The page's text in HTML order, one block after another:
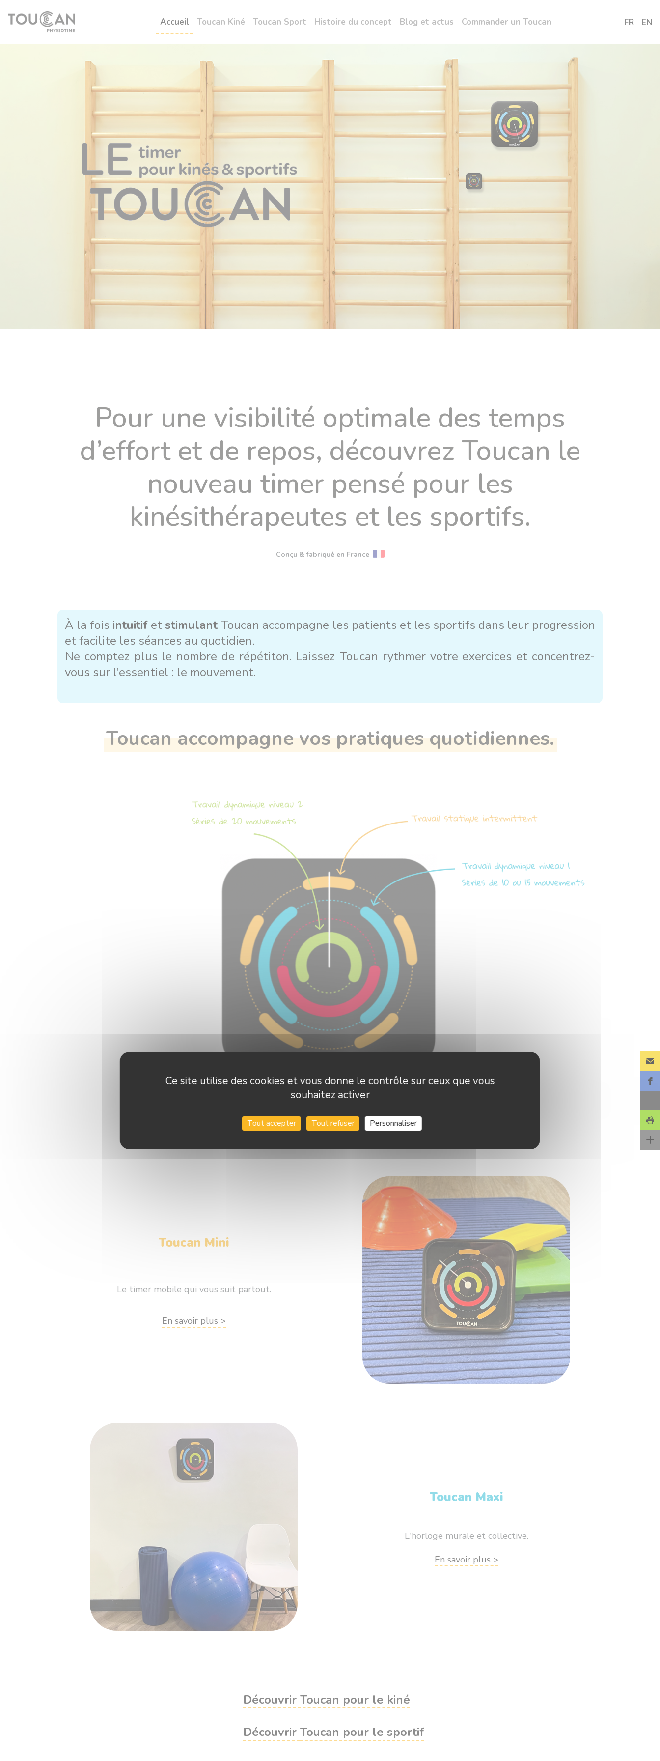
Accueil Toucan Kiné Toucan Sport Histoire du concept Blog et actus Commander un Toucan FR EN
Pour une visibilité optimale des temps
d’effort et de repos, découvrez Toucan le
nouveau timer pensé pour les
kinésithérapeutes et les sportifs.
Conçu & fabriqué en France
À la fois intuitif et stimulantToucan accompagne les patients et les sportifs dans leur progression
et facilite les séances au quotidien.
Ne comptez plus le nombre de répétiton. Laissez Toucan rythmer votre exercices et concentrez-
vous sur l'essentiel : le mouvement.
Toucan accompagne vos pratiques quotidiennes.
Toucan Mini
Le timer mobile qui vous suit partout.
En savoir plus >
Toucan Maxi
L'horloge murale et collective.
En savoir plus >
Découvrir Toucan pour le kiné
Découvrir Toucan pour le sportif
Ce site utilise des cookies et vous donne le contrôle sur ceux que vous
souhaitez activer
Tout accepter Tout refuser Personnaliser